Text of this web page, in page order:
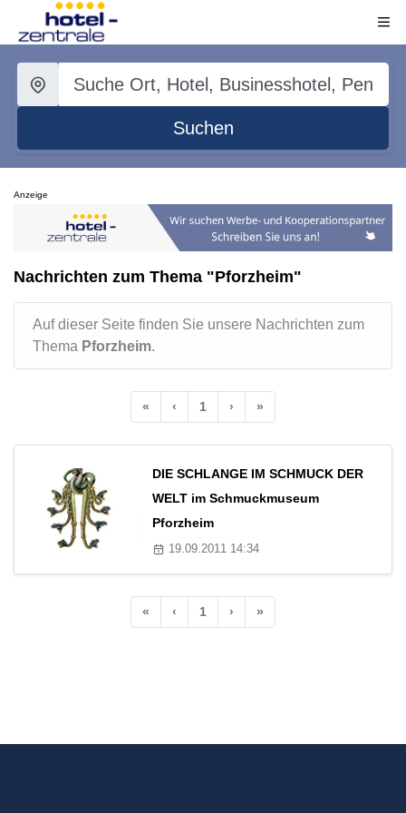
Suchen
Anzeige
Nachrichten zum Thema "Pforzheim"
Auf dieser Seite finden Sie unsere Nachrichten zum
Thema Pforzheim.
« ‹ 1 › »
DIE SCHLANGE IM SCHMUCK DER
WELT im Schmuckmuseum
Pforzheim
19.09.2011 14:34
« ‹ 1 › »